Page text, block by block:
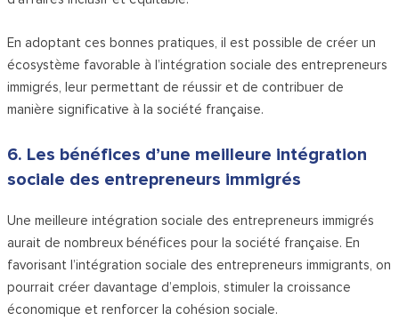
En adoptant ces bonnes pratiques, il est possible de créer un
écosystème favorable à l’intégration sociale des entrepreneurs
immigrés, leur permettant de réussir et de contribuer de
manière significative à la société française.
6. Les bénéfices d’une meilleure intégration
sociale des entrepreneurs immigrés
Une meilleure intégration sociale des entrepreneurs immigrés
aurait de nombreux bénéfices pour la société française. En
favorisant l’intégration sociale des entrepreneurs immigrants, on
pourrait créer davantage d’emplois, stimuler la croissance
économique et renforcer la cohésion sociale.